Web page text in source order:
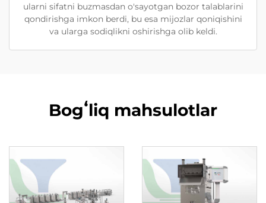
ularni sifatni buzmasdan o'sayotgan bozor talablarini
qondirishga imkon berdi, bu esa mijozlar qoniqishini
va ularga sodiqlikni oshirishga olib keldi.
Bogʻliq mahsulotlar